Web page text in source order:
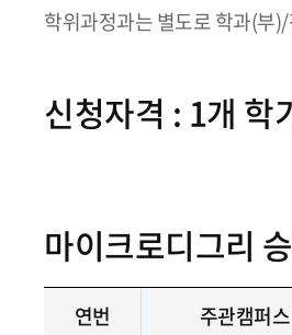
학위과정과는 별도로 학과(부
신청자격 : 1개 학
마이크로디그리
연번 주관캠퍼스